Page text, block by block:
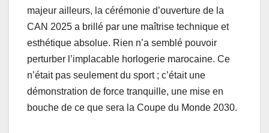
majeur ailleurs, la cérémonie d’ouverture de la
CAN 2025 a brillé par une maîtrise technique et
esthétique absolue. Rien n’a semblé pouvoir
perturber l’implacable horlogerie marocaine. Ce
n’était pas seulement du sport ; c’était une
démonstration de force tranquille, une mise en
bouche de ce que sera la Coupe du Monde 2030.